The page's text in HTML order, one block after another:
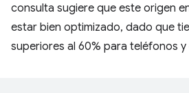
consulta sugiere que este origen
estar bien optimizado, dado que
superiores al 60% para teléfonos